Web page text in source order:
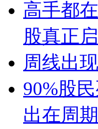
高手都
股真正
周线出
90%股
出在周期